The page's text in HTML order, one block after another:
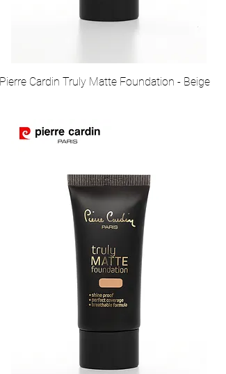
Pierre Cardin Truly Matte Foundation - Beige